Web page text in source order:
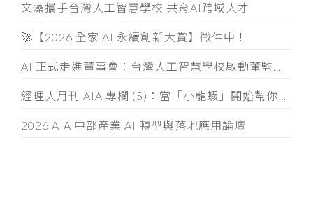
文藻攜手台灣人工智慧學校 共育AI跨域人才
🚀【2026 全家 AI 永續創新大賞】徵件中！
AI 正式走進董事會：台灣人工智慧學校啟動董監事 AI 治理必修課
經理人月刊 AIA 專欄 (5)：當「小龍蝦」開始幫你整資料、發信件， 企業如何「分人、分技能、分層」授權
2026 AIA 中部產業 AI 轉型與落地應用論壇